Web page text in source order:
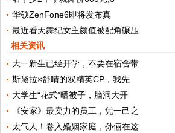
华硕ZenFone6即将发布真
最近看天舞纪女主颜值被配角碾压
相关资讯
大一新生已经开学，不要在宿舍带
斯黛拉×舒晴的双精英CP，我先
大学生“花式”晒被子，脑洞大开
《安家》最卖力的员工，凭一己之
太气人！卷入婚姻家庭，孙俪在这